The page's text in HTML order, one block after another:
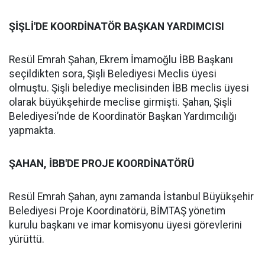
ŞİŞLİ'DE KOORDİNATÖR BAŞKAN YARDIMCISI
Resül Emrah Şahan, Ekrem İmamoğlu İBB Başkanı
seçildikten sora, Şişli Belediyesi Meclis üyesi
olmuştu. Şişli belediye meclisinden İBB meclis üyesi
olarak büyükşehirde meclise girmişti. Şahan, Şişli
Belediyesi’nde de Koordinatör Başkan Yardımcılığı
yapmakta.
ŞAHAN, İBB'DE PROJE KOORDİNATÖRÜ
Resül Emrah Şahan, aynı zamanda İstanbul Büyükşehir
Belediyesi Proje Koordinatörü, BİMTAŞ yönetim
kurulu başkanı ve imar komisyonu üyesi görevlerini
yürüttü.